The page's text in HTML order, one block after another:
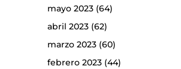
mayo 2023(64)
abril 2023(62)
marzo 2023(60)
febrero 2023(44)